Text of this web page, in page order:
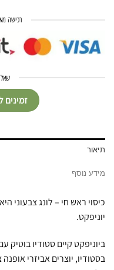
רכישה
זמינים
תיאור
מידע נוסף
כיסוי ראש חי – לונג צבעוני
יוניפקט.
ביוניפקט קיים סטודיו בוטיק
בסטודיו, יוצרים אביזרי